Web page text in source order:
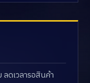
ลดเวลารอสินค้า